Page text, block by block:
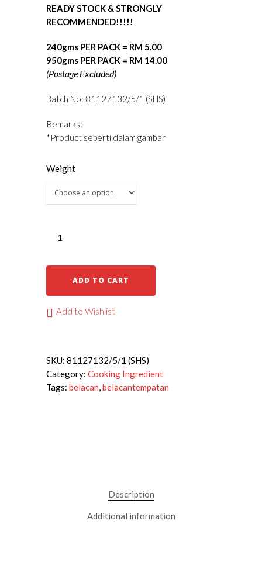
READY STOCK & STRONGLY
RECOMMENDED!!!!!
240gms PER PACK = RM 5.00
950gms PER PACK = RM 14.00
(Postage Excluded)
Batch No: 81127132/5/1 (SHS)
Remarks:
*Product seperti dalam gambar
Weight
ADD TO CART
Add to Wishlist
SKU: 81127132/5/1 (SHS)
Category: Cooking Ingredient
Tags: belacan,belacantempatan
Description
Additional information